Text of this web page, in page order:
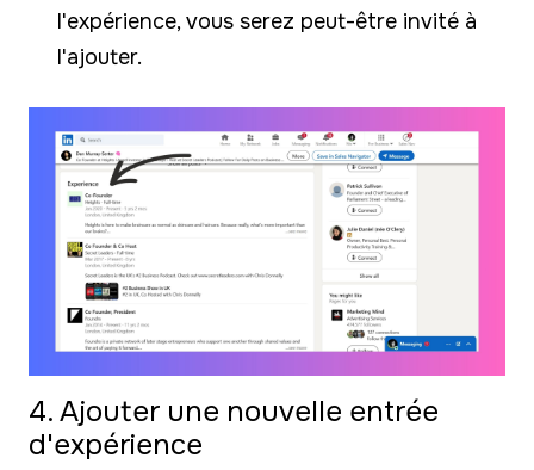
l'expérience, vous serez peut-être invité à
l'ajouter.
4. Ajouter une nouvelle entrée
d'expérience